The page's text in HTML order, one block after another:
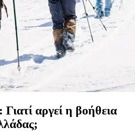
αργεί η βοήθεια